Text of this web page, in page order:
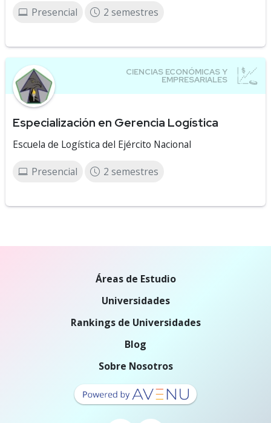
Presencial 2 semestres
Especialización en Gerencia Logística
Escuela de Logística del Ejército Nacional
Presencial 2 semestres
Áreas de Estudio
Universidades
Rankings de Universidades
Blog
Sobre Nosotros